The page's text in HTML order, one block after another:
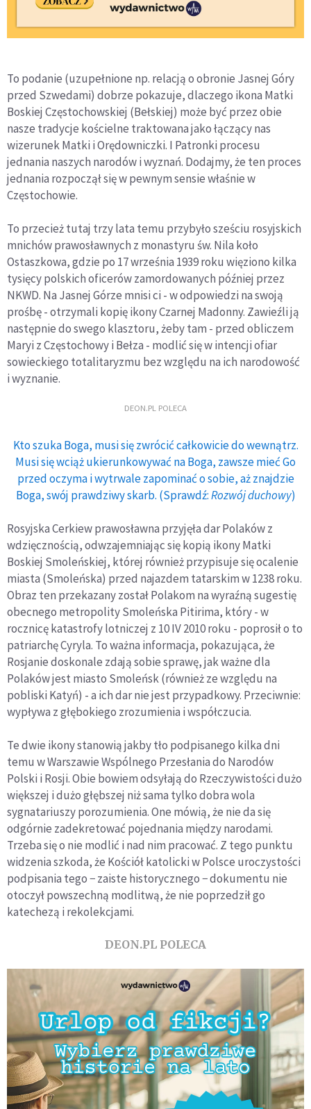
To podanie (uzupełnione np. relacją o obronie Jasnej Góry
przed Szwedami) dobrze pokazuje, dlaczego ikona Matki
Boskiej Częstochowskiej (Bełskiej) może być przez obie
nasze tradycje kościelne traktowana jako łączący nas
wizerunek Matki i Orędowniczki. I Patronki procesu
jednania naszych narodów i wyznań. Dodajmy, że ten proces
jednania rozpoczął się w pewnym sensie właśnie w
Częstochowie.
To przecież tutaj trzy lata temu przybyło sześciu rosyjskich
mnichów prawosławnych z monastyru św. Nila koło
Ostaszkowa, gdzie po 17 września 1939 roku więziono kilka
tysięcy polskich oficerów zamordowanych później przez
NKWD. Na Jasnej Górze mnisi ci - w odpowiedzi na swoją
prośbę - otrzymali kopię ikony Czarnej Madonny. Zawieźli ją
następnie do swego klasztoru, żeby tam - przed obliczem
Maryi z Częstochowy i Bełza - modlić się w intencji ofiar
sowieckiego totalitaryzmu bez względu na ich narodowość
i wyznanie.
DEON.PL POLECA
Kto szuka Boga, musi się zwrócić całkowicie do wewnątrz.
Musi się wciąż ukierunkowywać na Boga, zawsze mieć Go
przed oczyma i wytrwale zapominać o sobie, aż znajdzie
Boga, swój prawdziwy skarb. (Sprawdź:Rozwój duchowy)
Rosyjska Cerkiew prawosławna przyjęła dar Polaków z
wdzięcznością, odwzajemniając się kopią ikony Matki
Boskiej Smoleńskiej, której również przypisuje się ocalenie
miasta (Smoleńska) przed najazdem tatarskim w 1238 roku.
Obraz ten przekazany został Polakom na wyraźną sugestię
obecnego metropolity Smoleńska Pitirima, który - w
rocznicę katastrofy lotniczej z 10 IV 2010 roku - poprosił o to
patriarchę Cyryla. To ważna informacja, pokazująca, że
Rosjanie doskonale zdają sobie sprawę, jak ważne dla
Polaków jest miasto Smoleńsk (również ze względu na
pobliski Katyń) - a ich dar nie jest przypadkowy. Przeciwnie:
wypływa z głębokiego zrozumienia i współczucia.
Te dwie ikony stanowią jakby tło podpisanego kilka dni
temu w Warszawie Wspólnego Przesłania do Narodów
Polski i Rosji. Obie bowiem odsyłają do Rzeczywistości dużo
większej i dużo głębszej niż sama tylko dobra wola
sygnatariuszy porozumienia. One mówią, że nie da się
odgórnie zadekretować pojednania między narodami.
Trzeba się o nie modlić i nad nim pracować. Z tego punktu
widzenia szkoda, że Kościół katolicki w Polsce uroczystości
podpisania tego − zaiste historycznego − dokumentu nie
otoczył powszechną modlitwą, że nie poprzedził go
katechezą i rekolekcjami.
DEON.PL POLECA